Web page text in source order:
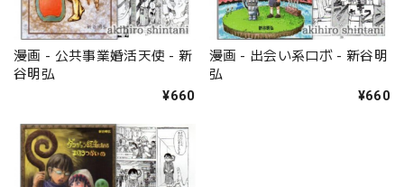
漫画 - 公共事業婚活天使 - 新
谷明弘
¥660
漫画 - 出会い系ロボ - 新谷明
弘
¥660